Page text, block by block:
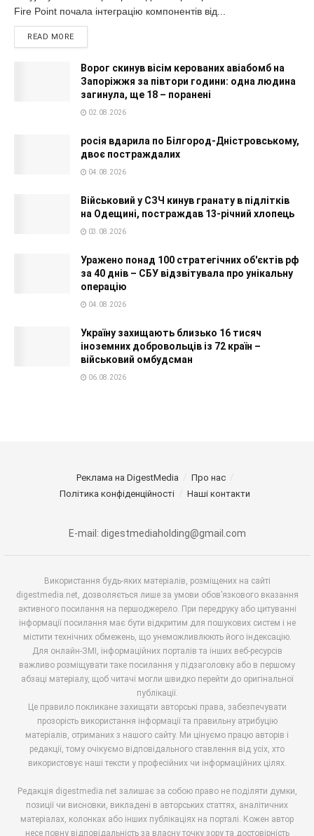
Fire Point почала інтеграцію компонентів від...
READ MORE
Ворог скинув вісім керованих авіабомб на
Запоріжжя за півтори години: одна людина
загинула, ще 18 – поранені
02.08.2026
росія вдарила по Білгород-Дністровському,
двоє постраждалих
04.08.2026
Військовий у СЗЧ кинув гранату в підлітків
на Одещині, постраждав 13-річний хлопець
03.08.2026
Уражено понад 100 стратегічних об'єктів рф
за 40 днів – СБУ відзвітувала про унікальну
операцію
04.08.2026
Україну захищають близько 16 тисяч
іноземних добровольців із 72 країн –
військовий омбудсман
06.08.2026
Реклама на DigestMedia
Про нас
Політика конфіденційності
Наші контакти
E-mail: digestmediaholding@gmail.com
Використання будь-яких матеріалів, розміщених на сайті
digestmedia.net, дозволяється лише за умови обов’язкового вказання
активного посилання на першоджерело. При передруку або цитуванні
інформації посилання має бути відкритим для пошукових систем і не
містити технічних обмежень, що унеможливлюють його індексацію.
Для онлайн-ЗМІ, інформаційних порталів та інших веб-ресурсів
важливо розміщувати таке посилання у підзаголовку або в першому
абзаці матеріалу, щоб читачі могли швидко перейти до оригінальної
публікації.
Це правило покликане захищати авторські права, забезпечувати
прозорість використання інформації та правильну атрибуцію
матеріалів, отриманих з нашого сайту. Ми цінуємо працю авторів і
редакції, тому очікуємо відповідального ставлення від усіх, хто
використовує наші тексти у професійних чи інформаційних цілях.
Редакція digestmedia.net залишає за собою право не поділяти думки,
позиції чи висновки, викладені в авторських статтях, аналітичних
матеріалах, колонках або інших публікаціях на порталі. Кожен автор
несе повну відповідальність за власну точку зору та достовірність